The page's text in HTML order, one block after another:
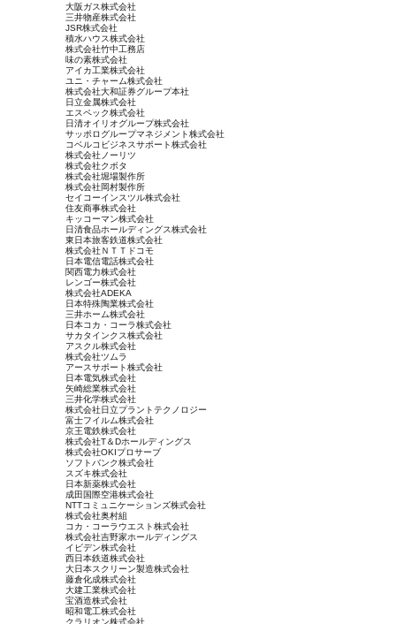
大阪ガス株式会社
三井物産株式会社
JSR株式会社
積水ハウス株式会社
株式会社竹中工務店
味の素株式会社
アイカ工業株式会社
ユニ・チャーム株式会社
株式会社大和証券グループ本社
日立金属株式会社
エスペック株式会社
日清オイリオグループ株式会社
サッポログループマネジメント株式会社
コベルコビジネスサポート株式会社
株式会社ノーリツ
株式会社クボタ
株式会社堀場製作所
株式会社岡村製作所
セイコーインスツル株式会社
住友商事株式会社
キッコーマン株式会社
日清食品ホールディングス株式会社
東日本旅客鉄道株式会社
株式会社ＮＴＴドコモ
日本電信電話株式会社
関西電力株式会社
レンゴー株式会社
株式会社ADEKA
日本特殊陶業株式会社
三井ホーム株式会社
日本コカ・コーラ株式会社
サカタインクス株式会社
アスクル株式会社
株式会社ツムラ
アースサポート株式会社
日本電気株式会社
矢崎総業株式会社
三井化学株式会社
株式会社日立プラントテクノロジー
富士フイルム株式会社
京王電鉄株式会社
株式会社T＆Dホールディングス
株式会社OKIプロサーブ
ソフトバンク株式会社
スズキ株式会社
日本新薬株式会社
成田国際空港株式会社
NTTコミュニケーションズ株式会社
株式会社奥村組
コカ・コーラウエスト株式会社
株式会社吉野家ホールディングス
イビデン株式会社
西日本鉄道株式会社
大日本スクリーン製造株式会社
藤倉化成株式会社
大建工業株式会社
宝酒造株式会社
昭和電工株式会社
クラリオン株式会社